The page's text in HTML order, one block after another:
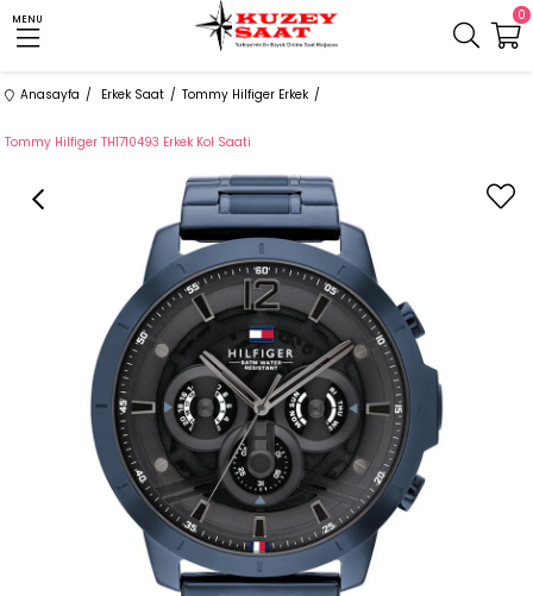
MENU 0
Anasayfa Erkek Saat Tommy Hilfiger Erkek
Tommy Hilfiger TH1710493 Erkek Kol Saati